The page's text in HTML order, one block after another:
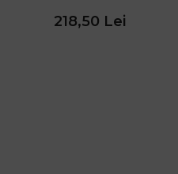
218,50 Lei